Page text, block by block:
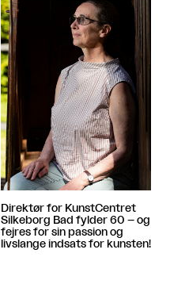
Direktør for KunstCentret
Silkeborg Bad fylder 60 – og
fejres for sin passion og
livslange indsats for kunsten!